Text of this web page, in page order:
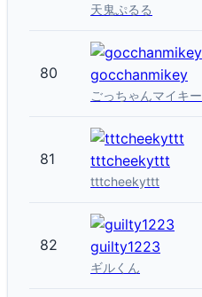
天鬼ぷるる
80 gocchanmikey
ごっちゃんマイキー
81 tttcheekyttt
tttcheekyttt
82 guilty1223
ギルくん